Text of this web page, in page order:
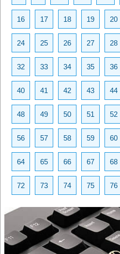
16 17 18 19 20
24 25 26 27 28
32 33 34 35 36
40 41 42 43 44
48 49 50 51 52
56 57 58 59 60
64 65 66 67 68
72 73 74 75 76